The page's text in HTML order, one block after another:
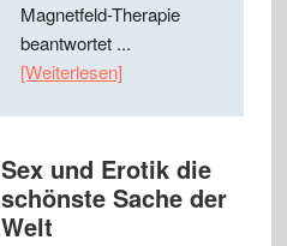
Magnetfeld-Therapie
beantwortet ...
[Weiterlesen]
Sex und Erotik die
schönste Sache der
Welt